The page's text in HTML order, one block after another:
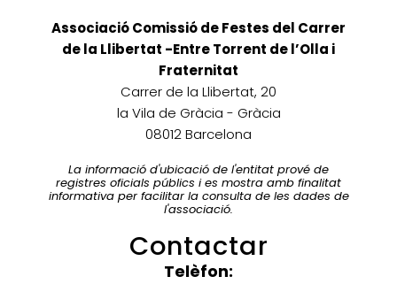
Associació Comissió de Festes del Carrer
de la Llibertat -Entre Torrent de l’Olla i
Fraternitat
Carrer de la Llibertat, 20
la Vila de Gràcia - Gràcia
08012 Barcelona
La informació d'ubicació de l'entitat prové de
registres oficials públics i es mostra amb finalitat
informativa per facilitar la consulta de les dades de
l'associació.
Contactar
Telèfon: